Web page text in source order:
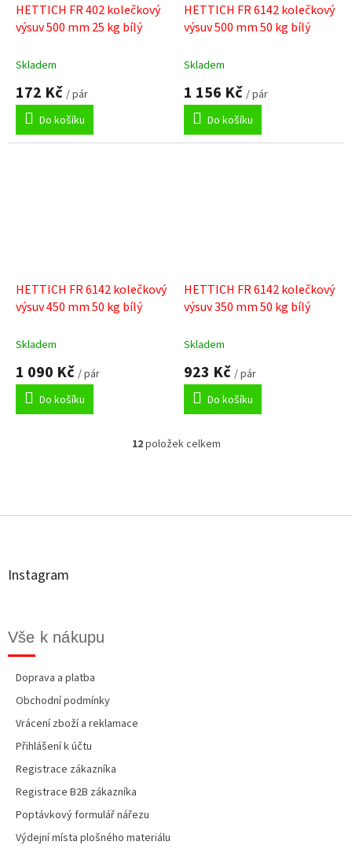
HETTICH FR 402 kolečkový
výsuv 500 mm 25 kg bílý
Skladem
172 Kč / pár
Do košíku
HETTICH FR 6142 kolečkový
výsuv 500 mm 50 kg bílý
Skladem
1 156 Kč / pár
Do košíku
HETTICH FR 6142 kolečkový
výsuv 450 mm 50 kg bílý
Skladem
1 090 Kč / pár
Do košíku
HETTICH FR 6142 kolečkový
výsuv 350 mm 50 kg bílý
Skladem
923 Kč / pár
Do košíku
O
d
12položek celkem
á
Instagram
Vše k nákupu
Doprava a platba
Obchodní podmínky
Vrácení zboží a reklamace
Přihlášení k účtu
Registrace zákazníka
Registrace B2B zákazníka
Poptávkový formulář nářezu
Výdejní místa plošného materiálu